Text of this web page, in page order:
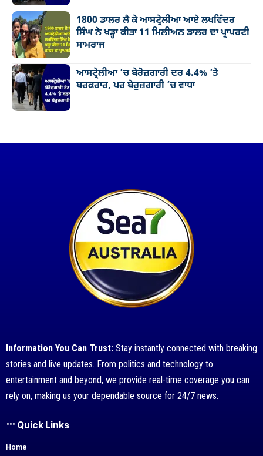
1800 ਡਾਲਰ ਲੈ ਕੇ ਆਸਟ੍ਰੇਲੀਆ ਆਏ ਲਖਵਿੰਦਰ
ਸਿੰਘ ਨੇ ਖੜ੍ਹਾ ਕੀਤਾ 11 ਮਿਲੀਅਨ ਡਾਲਰ ਦਾ ਪ੍ਰਾਪਰਟੀ
ਸਾਮਰਾਜ
ਆਸਟ੍ਰੇਲੀਆ ’ਚ ਬੇਰੋਜ਼ਗਾਰੀ ਦਰ 4.4% ’ਤੇ
ਬਰਕਰਾਰ, ਪਰ ਬੇਰੁਜ਼ਗਾਰੀ ’ਚ ਵਾਧਾ
Information You Can Trust: Stay instantly connected with breaking
stories and live updates. From politics and technology to
entertainment and beyond, we provide real-time coverage you can
rely on, making us your dependable source for 24/7 news.
Quick Links
Home